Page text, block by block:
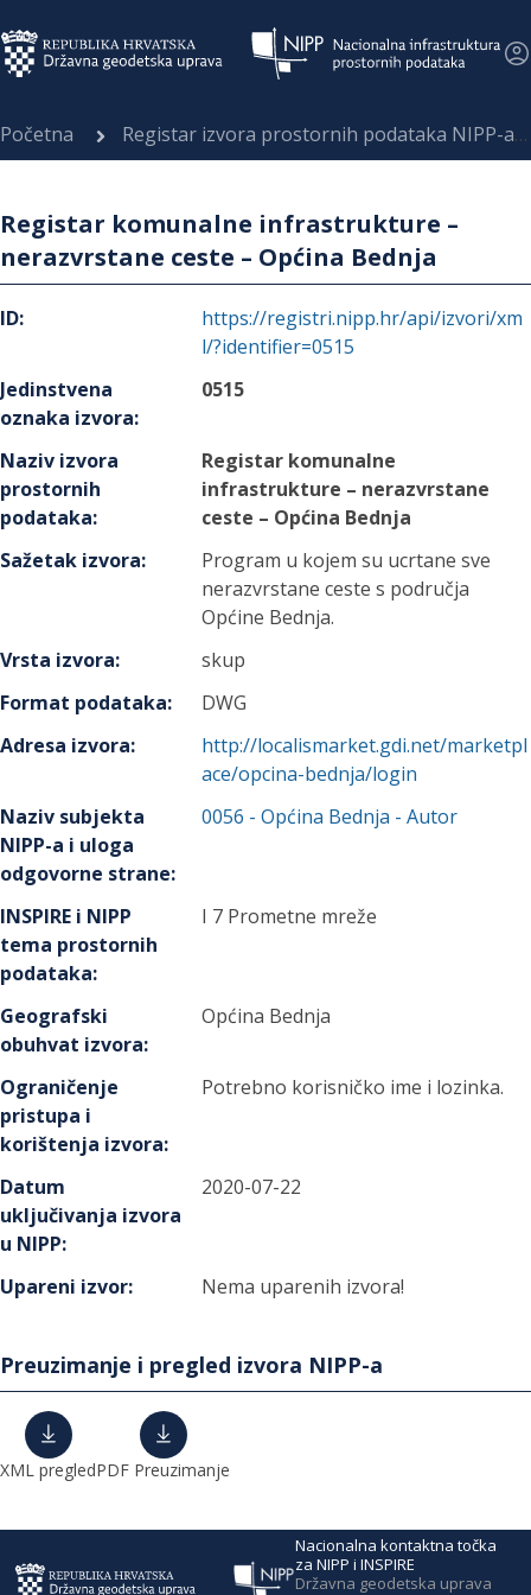
Početna Registar izvora prostornih podataka NIPP-a
Registar komunalne infrastrukture –
nerazvrstane ceste – Općina Bednja
ID:
https://registri.nipp.hr/api/izvori/xm
l/?identifier=0515
Jedinstvena
oznaka izvora:
0515
Naziv izvora
prostornih
podataka:
Registar komunalne
infrastrukture – nerazvrstane
ceste – Općina Bednja
Sažetak izvora:
Program u kojem su ucrtane sve
nerazvrstane ceste s područja
Općine Bednja.
Vrsta izvora:
skup
Format podataka:
DWG
Adresa izvora:
http://localismarket.gdi.net/marketpl
ace/opcina-bednja/login
Naziv subjekta
NIPP-a i uloga
odgovorne strane:
0056 -Općina Bednja - Autor
INSPIRE i NIPP
tema prostornih
podataka:
I 7 Prometne mreže
Geografski
obuhvat izvora:
Općina Bednja
Ograničenje
pristupa i
korištenja izvora:
Potrebno korisničko ime i lozinka.
Datum
uključivanja izvora
u NIPP:
2020-07-22
Upareni izvor: Nema uparenih izvora!
Preuzimanje i pregled izvora NIPP-a
XML pregledPDF Preuzimanje
Nacionalna kontaktna točka
za NIPP i INSPIRE
Državna geodetska uprava